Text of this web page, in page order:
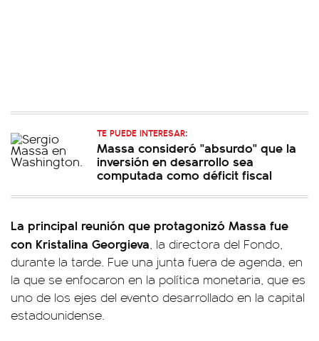
TE PUEDE INTERESAR:
Massa consideró "absurdo" que la
inversión en desarrollo sea
computada como déficit fiscal
La principal reunión que protagonizó Massa fue
con Kristalina Georgieva, la directora del Fondo,
durante la tarde. Fue una junta fuera de agenda, en
la que se enfocaron en la política monetaria, que es
uno de los ejes del evento desarrollado en la capital
estadounidense.